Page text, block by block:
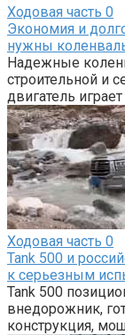
Ходовая часть 0
Экономия и
нужны
Надежные
строительной и
двигатель
Ходовая часть 0
Tank 500 и
к серьезным
Tank 500
внедорожник,
конструкция,